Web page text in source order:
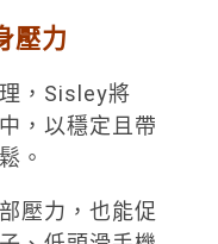
壓力
，Sisley將
，以穩定且帶
。
壓力，也能促